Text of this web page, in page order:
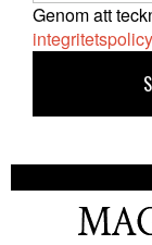
Genom att
integritetspolicy